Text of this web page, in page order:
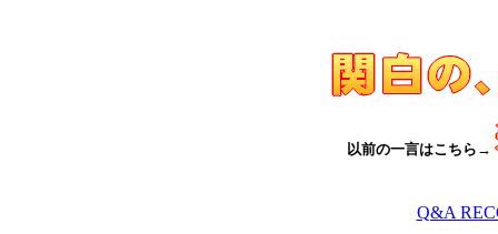
以前の一言はこちら→
Q&A